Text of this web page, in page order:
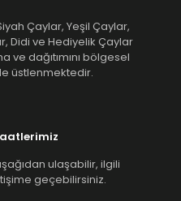
Çaylar, Yeşil Çaylar,
Didi ve Hediyelik Çaylar
ve dağıtımını bölgesel
üstlenmektedir.
ulaşabilir, ilgili
geçebilirsiniz.